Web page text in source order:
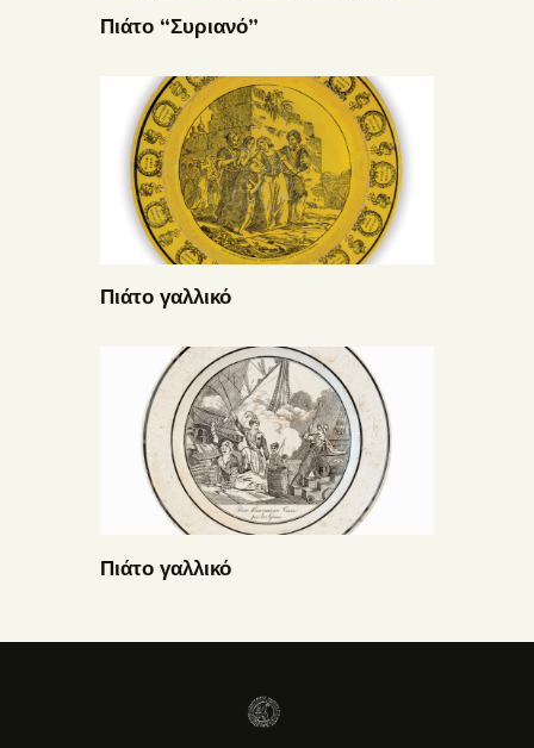
Πιάτο “Συριανό”
Πιάτο γαλλικό
Πιάτο γαλλικό